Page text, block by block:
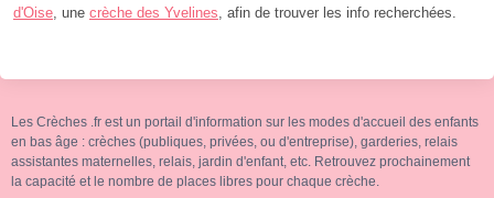
d'Oise, une crèche des Yvelines, afin de trouver les info recherchées.
Les Crèches .fr est un portail d'information sur les modes d'accueil des enfants
en bas âge : crèches (publiques, privées, ou d'entreprise), garderies, relais
assistantes maternelles, relais, jardin d'enfant, etc. Retrouvez prochainement
la capacité et le nombre de places libres pour chaque crèche.